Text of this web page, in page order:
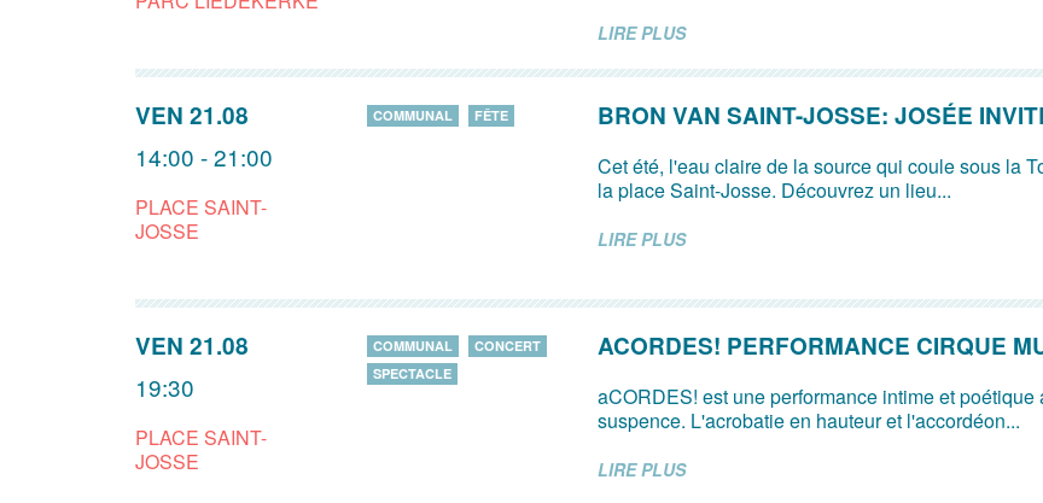
LIRE PLUS
VEN 21.08
14:00 - 21:00
PLACE SAINT-
JOSSE
COMMUNAL FÊTE BRON VAN SAINT-JOSSE: JOSÉE
Cet été, l'eau claire de la source qui coule sous la
la place Saint-Josse. Découvrez un lieu...
LIRE PLUS
VEN 21.08
19:30
PLACE SAINT-
JOSSE
COMMUNAL
CONCERT
SPECTACLE
ACORDES! PERFORMANCE CIRQUE
aCORDES! est une performance intime et
suspence. L'acrobatie en hauteur et l'accordéon...
LIRE PLUS